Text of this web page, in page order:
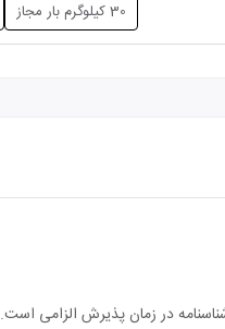
30 کیلوگرم بار مجاز
در زمان پذیرش الزامی است.